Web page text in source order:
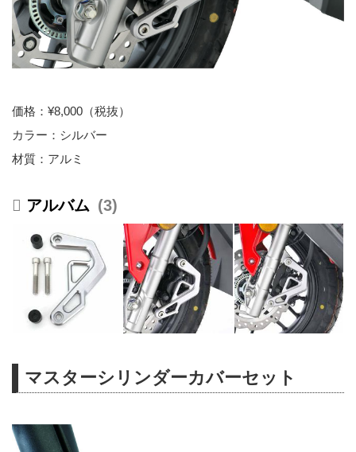
価格：¥8,000（税抜）
カラー：シルバー
材質：アルミ
3
マスターシリンダーカバーセット